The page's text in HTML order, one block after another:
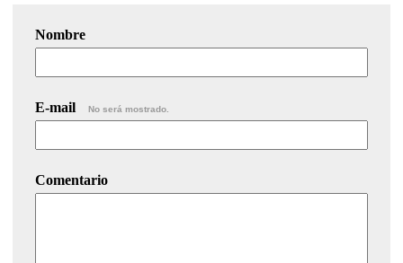
Nombre
E-mail No será mostrado.
Comentario